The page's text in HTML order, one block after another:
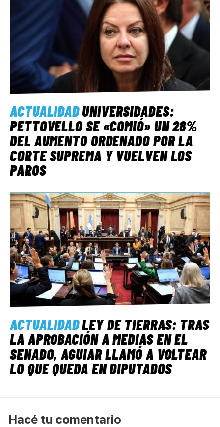
ACTUALIDADUNIVERSIDADES:
PETTOVELLO SE «COMIÓ» UN 28%
DEL AUMENTO ORDENADO POR LA
CORTE SUPREMA Y VUELVEN LOS
PAROS
ACTUALIDADLEY DE TIERRAS: TRAS
LA APROBACIÓN A MEDIAS EN EL
SENADO, AGUIAR LLAMÓ A VOLTEAR
LO QUE QUEDA EN DIPUTADOS
Hacé tu comentario